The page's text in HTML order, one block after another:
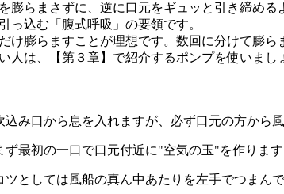
膨らまさずに、逆に口元をギュッと引き締め
っ込む「腹式呼吸」の要領です。
け膨らますことが理想です。数回に分けて膨
人は、【第３章】で紹介するポンプを使いまし
込み口から息を入れますが、必ず口元の方から
ず最初の一口で口元付近に"空気の玉"を作ります
ツとしては風船の真ん中あたりを左手でつまん